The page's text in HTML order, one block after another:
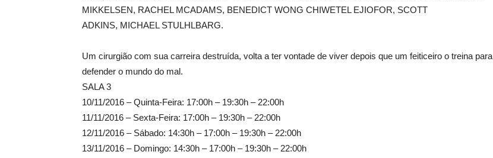
MIKKELSEN, RACHEL MCADAMS, BENEDICT WONG CHIWETEL EJIOFOR, SCOTT
ADKINS, MICHAEL STULHLBARG.
Um cirurgião com sua carreira destruída, volta a ter vontade de viver depois que um feiticeiro o treina para
defender o mundo do mal.
SALA 3
10/11/2016 – Quinta-Feira: 17:00h – 19:30h – 22:00h
11/11/2016 – Sexta-Feira: 17:00h – 19:30h – 22:00h
12/11/2016 – Sábado: 14:30h – 17:00h – 19:30h – 22:00h
13/11/2016 – Domingo: 14:30h – 17:00h – 19:30h – 22:00h